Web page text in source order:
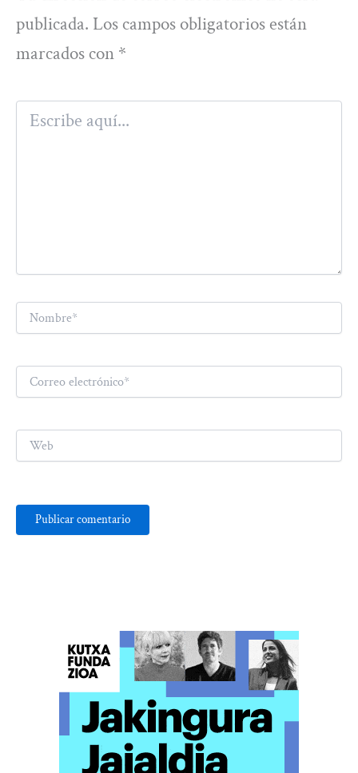
publicada. Los campos obligatorios están
marcados con *
Escribe
aquí...
Nombre*
Correo
electrónico*
Web